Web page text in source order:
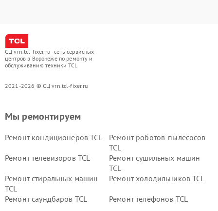
СЦ vrn.tcl-fixer.ru - сеть сервисных
центров в Воронеже по ремонту и
обслуживанию техники TCL
2021-2026 © СЦ vrn.tcl-fixer.ru
Мы ремонтируем
Ремонт кондиционеров TCL
Ремонт роботов-пылесосов
TCL
Ремонт телевизоров TCL
Ремонт сушильных машин
TCL
Ремонт стиральных машин
TCL
Ремонт холодильников TCL
Ремонт саундбаров TCL Ремонт телефонов TCL